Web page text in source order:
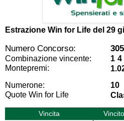
Estrazione Win for Life del 29
Numero Concorso:
Combinazione vincente:
1
Montepremi:
Numerone:
10
Quote Win for Life
Vincita